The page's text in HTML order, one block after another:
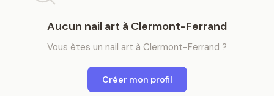
Aucun nail art à Clermont-Ferrand
Vous êtes un nail art à Clermont-Ferrand ?
Créer mon profil